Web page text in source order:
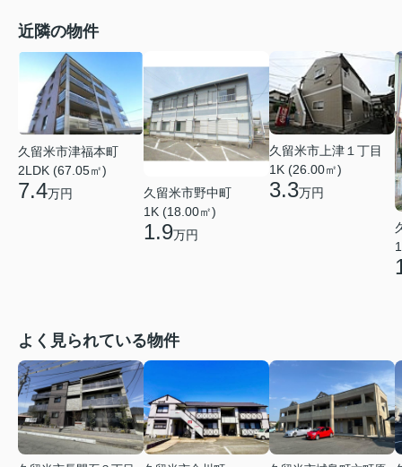
近隣の物件
久留米市津福本町
2LDK (67.05㎡)
7.4万円
久留米市野中町
1K (18.00㎡)
1.9万円
久留米市上津１丁目
1K (26.00㎡)
3.3万円
よく見られている物件